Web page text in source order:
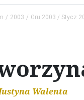
2003 Gru 2003 / Stycz
Walenta